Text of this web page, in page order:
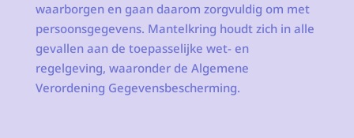
waarborgen en gaan daarom zorgvuldig om met
persoonsgegevens. Mantelkring houdt zich in alle
gevallen aan de toepasselijke wet- en
regelgeving, waaronder de Algemene
Verordening Gegevensbescherming.